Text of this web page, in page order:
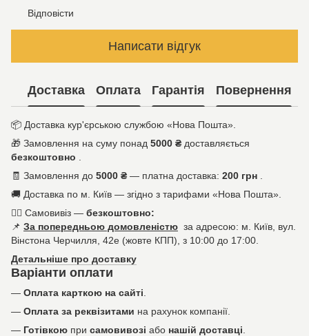
Відповісти
Написати відгук
Доставка Оплата Гарантія Повернення
📦 Доставка кур'єрською службою «Нова Пошта».
🎁 Замовлення на суму понад 5000 ₴ доставляється
безкоштовно
🧾 Замовлення до 5000 ₴ — платна доставка: 200 грн
🚚 Доставка по м. Київ — згідно з тарифами «Нова Пошта».
🚶‍♀️ Самовивіз — безкоштовно:
📌 За попередньою домовленістю за адресою: м. Київ, вул.
Вінстона Черчилля, 42е (жовте КПП), з 10:00 до 17:00.
Детальніше про доставку
Варіанти оплати
— Оплата карткою на сайті.
— Оплата за реквізитами на рахунок компанії.
— Готівкою при самовивозі або нашій доставці.